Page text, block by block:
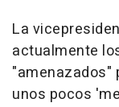
La
actualmente
"amenazados"
unos pocos